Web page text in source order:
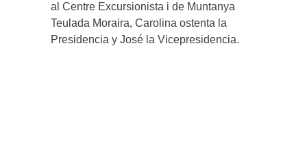
al Centre Excursionista i de Muntanya
Teulada Moraira, Carolina ostenta la
Presidencia y José la Vicepresidencia.